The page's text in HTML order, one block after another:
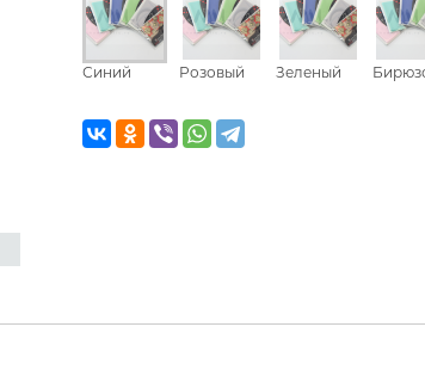
Синий Розовый Зеленый